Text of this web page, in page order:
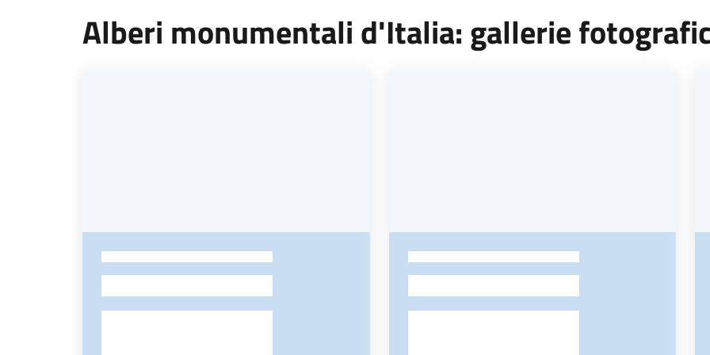
Alberi monumentali d'Italia: gallerie
- -